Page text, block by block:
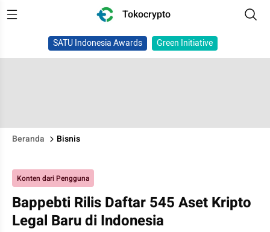
Tokocrypto
SATU Indonesia Awards Green Initiative
Beranda Bisnis
Konten dari Pengguna
Bappebti Rilis Daftar 545 Aset Kripto
Legal Baru di Indonesia